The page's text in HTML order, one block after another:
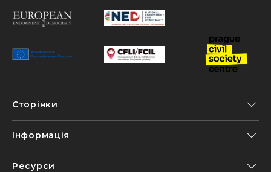
Сторінки
Інформація
Ресурси